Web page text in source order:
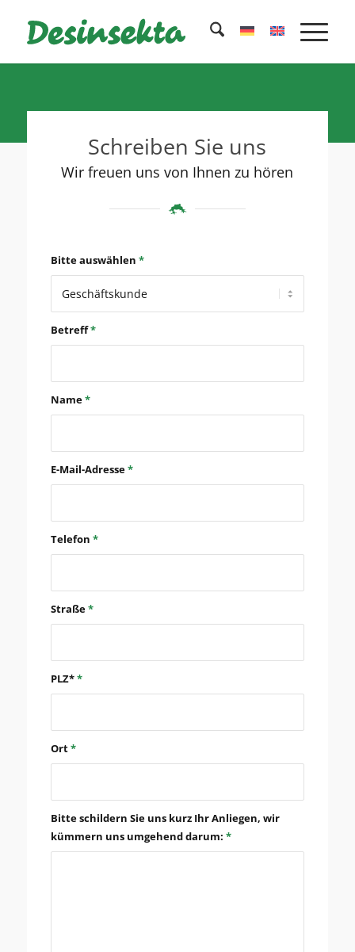
Schreiben Sie uns
Wir freuen uns von Ihnen zu hören
Bitte auswählen *
Betreff*
Name*
E-Mail-Adresse*
Telefon *
Straße*
PLZ**
Ort*
Bitte schildern Sie uns kurz Ihr Anliegen, wir
kümmern uns umgehend darum: *